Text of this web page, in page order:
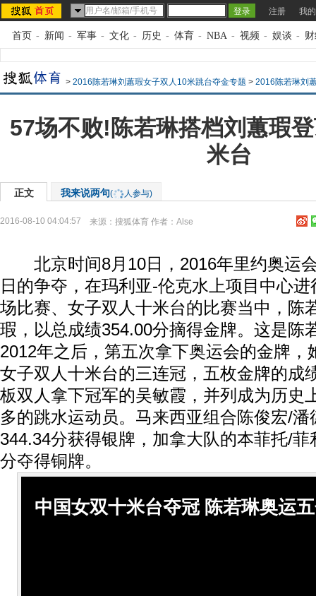
注册 我
首页 - 新闻 - 军事 - 文化 - 历史 - 体育 - NBA - 视频 - 娱谈 -
> 2016陈若琳刘蕙瑕女子双人10米跳台夺金专题 > 2016陈若琳刘
57场不败!陈若琳搭档刘蕙瑕
米台
正文 我来说两句( 人参与)
2016-08-10 04:04:57 来源： 搜狐体育 作者：Alse
北京时间8月10日，2016年里约奥运
日的争夺，在玛利亚-伦克水上项目中心
场比赛、女子双人十米台的比赛当中，陈
瑕，以总成绩354.00分摘得金牌。这是陈
2012年之后，第五次拿下奥运会的金牌，
女子双人十米台的三连冠，五枚金牌的成
板双人拿下冠军的吴敏霞，并列成为历史
多的跳水运动员。马来西亚组合陈俊宏/潘
344.34分获得银牌，加拿大队的本菲托/菲
分夺得铜牌。
中国女双十米台夺冠 陈若琳奥运